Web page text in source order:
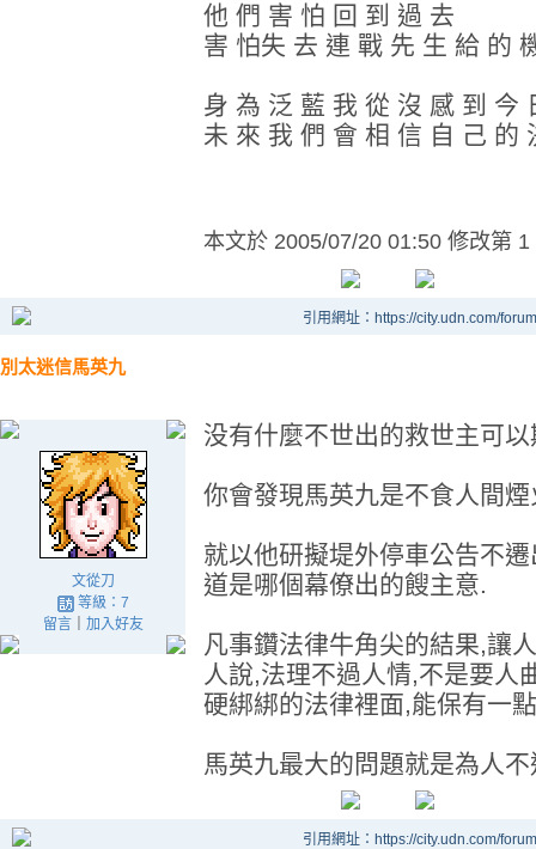
他 們 害 怕 回 到 過 去
害 怕失 去 連 戰 先 生 給 的
身 為 泛 藍 我 從 沒 感 到 今
未 來 我 們 會 相 信 自 己 的
本文於 2005/07/20 01:50 修改第 1
引用網址：https://city.udn.com/
別太迷信馬英九
文從刀
等級：7
留言｜ 加入好友
没有什麼不世出的救世主可
你會發現馬英九是不食人間
就以他研擬堤外停車公告不
道是哪個幕僚出的餿主意.
凡事鑽法律牛角尖的結果,讓
人說,法理不過人情,不是要人
硬綁綁的法律裡面,能保有一
馬英九最大的問題就是為人
引用網址：https://city.udn.com/